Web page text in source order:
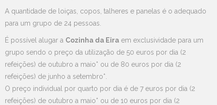
A quantidade de loiças, copos, talheres e panelas é o adequado
para um grupo de 24 pessoas.
É possível alugar a Cozinha da Eira em exclusividade para um
grupo sendo o preço da utilização de 50 euros por dia (2
refeições) de outubro a maio* ou de 80 euros por dia (2
refeições) de junho a setembro*.
O preço individual por quarto por dia é de 7 euros por dia (2
refeições) de outubro a maio* ou de 10 euros por dia (2